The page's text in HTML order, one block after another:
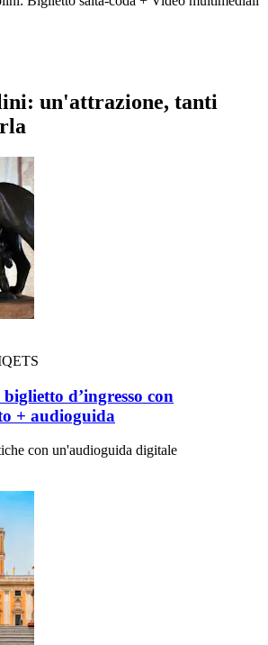
un'attrazione, tanti
d’ingresso con
+ audioguida
con un'audioguida digitale